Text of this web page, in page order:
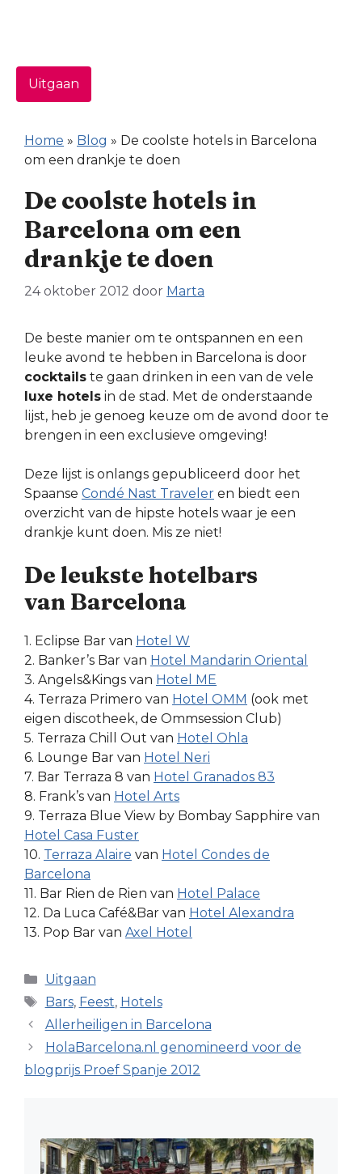
Uitgaan
Home » Blog » De coolste hotels in Barcelona
om een drankje te doen
De coolste hotels in
Barcelona om een
drankje te doen
24 oktober 2012 door Marta
De beste manier om te ontspannen en een
leuke avond te hebben in Barcelona is door
cocktails te gaan drinken in een van de vele
luxe hotels in de stad. Met de onderstaande
lijst, heb je genoeg keuze om de avond door te
brengen in een exclusieve omgeving!
Deze lijst is onlangs gepubliceerd door het
Spaanse Condé Nast Traveler en biedt een
overzicht van de hipste hotels waar je een
drankje kunt doen. Mis ze niet!
De leukste hotelbars
van Barcelona
1. Eclipse Bar van Hotel W
2. Banker’s Bar van Hotel Mandarin Oriental
3. Angels&Kings van Hotel ME
4. Terraza Primero van Hotel OMM (ook met
eigen discotheek, de Ommsession Club)
5. Terraza Chill Out van Hotel Ohla
6. Lounge Bar van Hotel Neri
7. Bar Terraza 8 van Hotel Granados 83
8. Frank’s van Hotel Arts
9. Terraza Blue View by Bombay Sapphire van
Hotel Casa Fuster
10. Terraza Alaire van Hotel Condes de
Barcelona
11. Bar Rien de Rien van Hotel Palace
12. Da Luca Café&Bar van Hotel Alexandra
13. Pop Bar van Axel Hotel
Categorieën
Uitgaan
Tags
Bars, Feest, Hotels
Allerheiligen in Barcelona
HolaBarcelona.nl genomineerd voor de
blogprijs Proef Spanje 2012